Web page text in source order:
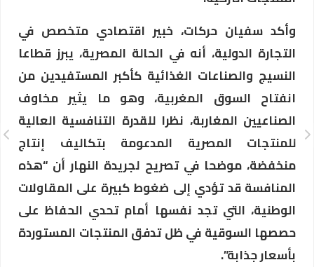
وأكد سفيان حركات، خبير اقتصادي متخصص في
التجارة الدولية، أنه في الحالة المصرية، يبرز قطاعا
النسيج والصناعات الغذائية كأكبر المستفيدين من
انفتاح السوق المغربية، وهو ما يثير مخاوف
الصناعيين المغاربة، نظرا للقدرة التنافسية العالية
للمنتجات المصرية المدعومة بتكاليف إنتاج
منخفضة، موضحا في تصريح لجريدة النهار أن “هذه
المنافسة قد تؤدي إلى ضغوط كبيرة على المقاولات
الوطنية، التي تجد نفسها أمام تحدي الحفاظ على
حصصها السوقية في ظل تدفق المنتجات المستوردة
بأسعار جذابة”.